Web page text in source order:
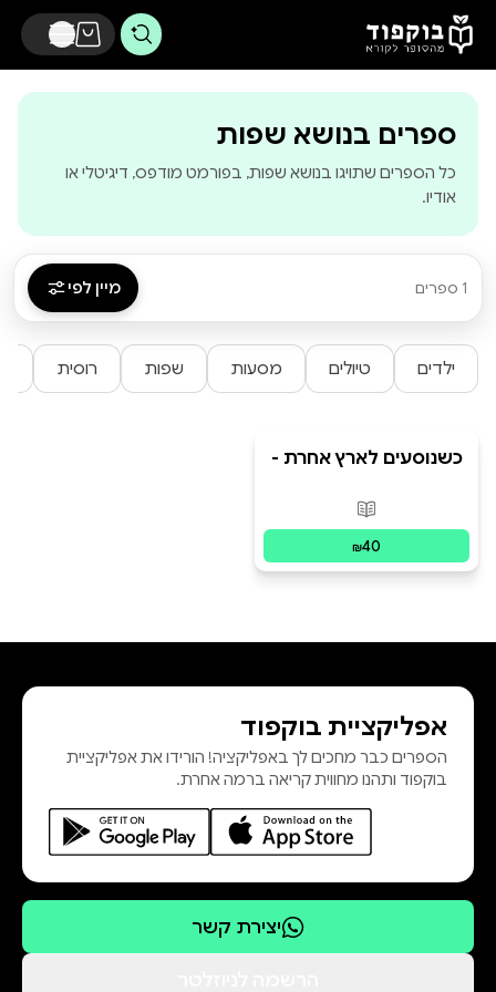
דלג לתוכן הראשי
ספרים בנושא שפות
כל הספרים שתויגו בנושא שפות, בפורמט מודפס, דיגיטלי או
אודיו.
1 ספרים מיין לפי
ילדים טיולים מסעות שפות רוסית
כשנוסעים לארץ אחרת -
פורמטים זמינים
₪40
אפליקציית בוקפוד
הספרים כבר מחכים לך באפליקציה! הורידו את אפליקציית
בוקפוד ותהנו מחווית קריאה ברמה אחרת.
יצירת קשר